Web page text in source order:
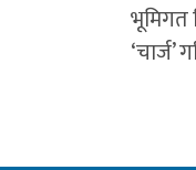
भूमिगत
‘चार्ज’